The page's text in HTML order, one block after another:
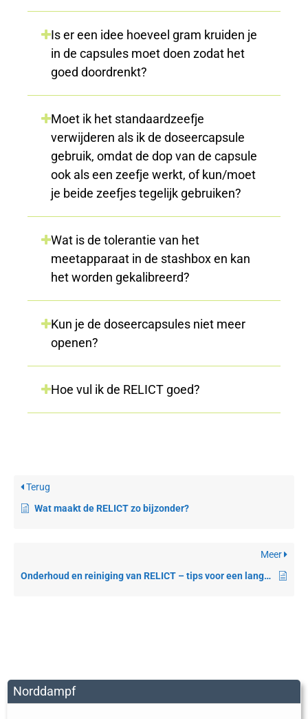
Norddampf
Is er een idee hoeveel gram kruiden je
in de capsules moet doen zodat het
goed doordrenkt?
Moet ik het standaardzeefje
verwijderen als ik de doseercapsule
gebruik, omdat de dop van de capsule
ook als een zeefje werkt, of kun/moet
je beide zeefjes tegelijk gebruiken?
Wat is de tolerantie van het
meetapparaat in de stashbox en kan
het worden gekalibreerd?
Kun je de doseercapsules niet meer
openen?
Hoe vul ik de RELICT goed?
Terug
Wat maakt de RELICT zo bijzonder?
Meer
Onderhoud en reiniging van RELICT – tips voor een lange levensduur van het product